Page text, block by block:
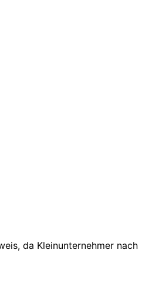
da Kleinunternehmer nach